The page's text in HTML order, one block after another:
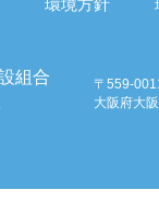
環境方針
〒559-
大阪府大